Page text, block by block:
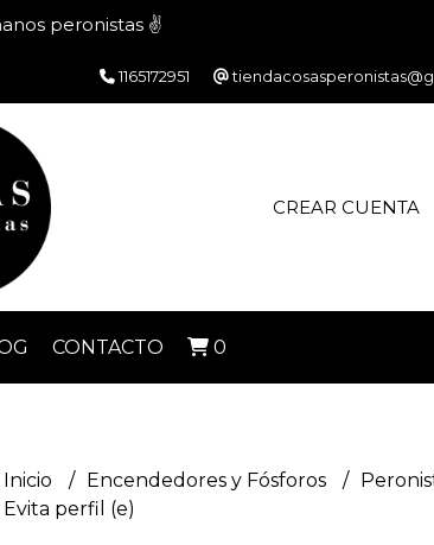
peronistas ✌️
1165172951
CREAR CUENTA
CONTACTO 0
Inicio Encendedores y Fósforos
Evita perfil (e)